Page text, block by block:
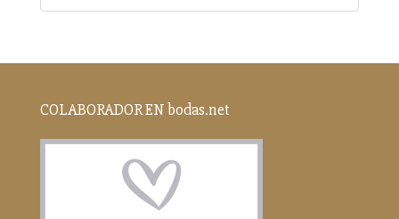
COLABORADOR EN bodas.net